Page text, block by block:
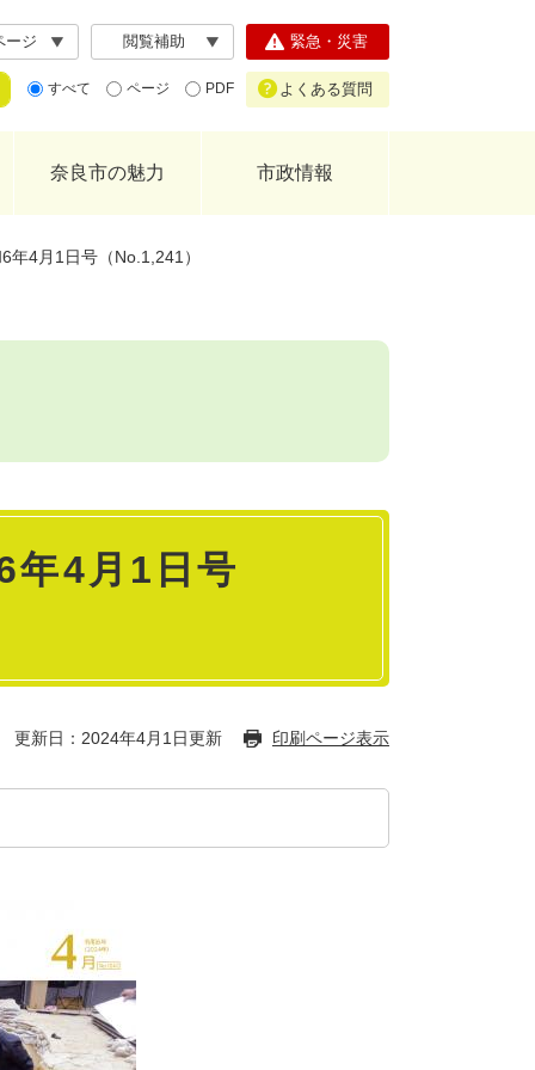
ージ 閲覧補助
すべて ページ PDF
緊急・災害
よくある質問
奈良市の魅力 市政情報
年4月1日号（No.1,241）
年4月1日号
更新日：2024年4月1日更新 印刷ページ表示